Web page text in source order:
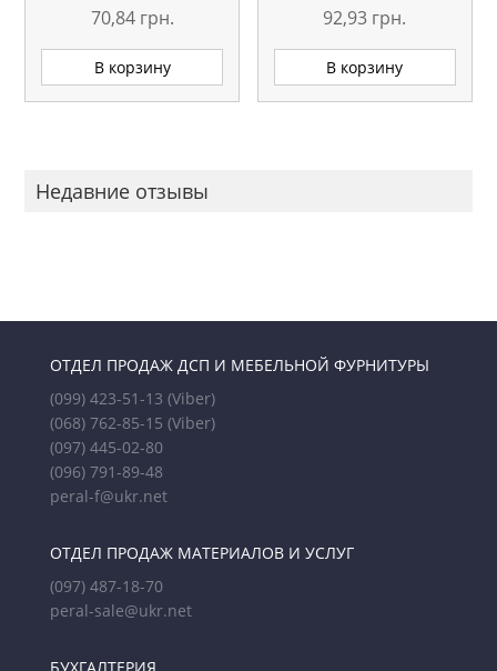
70,84 грн.
В корзину
92,93 грн.
В корзину
Недавние отзывы
ОТДЕЛ ПРОДАЖ ДСП И МЕБЕЛЬНОЙ ФУРНИТУРЫ
(099) 423-51-13 (Viber)
(068) 762-85-15 (Viber)
(097) 445-02-80
(096) 791-89-48
peral-f@ukr.net
ОТДЕЛ ПРОДАЖ МАТЕРИАЛОВ И УСЛУГ
(097) 487-18-70
peral-sale@ukr.net